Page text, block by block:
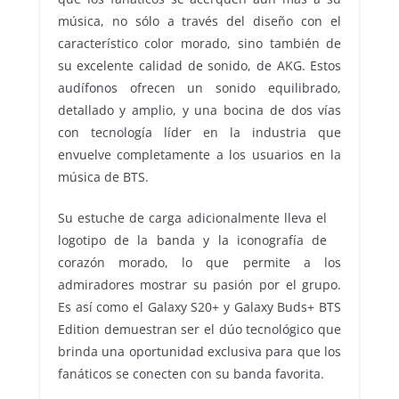
música, no sólo a través del diseño con el
característico color morado, sino también de
su excelente calidad de sonido, de AKG. Estos
audífonos ofrecen un sonido equilibrado,
detallado y amplio, y una bocina de dos vías
con tecnología líder en la industria que
envuelve completamente a los usuarios en la
música de BTS.
Su estuche de carga adicionalmente lleva el
logotipo de la banda y la iconografía de
corazón morado, lo que permite a los
admiradores mostrar su pasión por el grupo.
Es así como el Galaxy S20+ y Galaxy Buds+ BTS
Edition demuestran ser el dúo tecnológico que
brinda una oportunidad exclusiva para que los
fanáticos se conecten con su banda favorita.